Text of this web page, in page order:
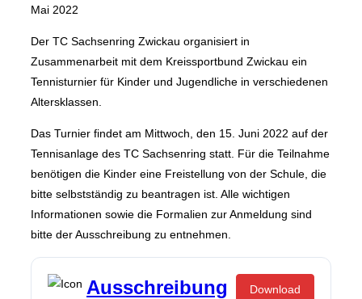
Mai 2022
Der TC Sachsenring Zwickau organisiert in
Zusammenarbeit mit dem Kreissportbund Zwickau ein
Tennisturnier für Kinder und Jugendliche in verschiedenen
Altersklassen.
Das Turnier findet am Mittwoch, den 15. Juni 2022 auf der
Tennisanlage des TC Sachsenring statt. Für die Teilnahme
benötigen die Kinder eine Freistellung von der Schule, die
bitte selbstständig zu beantragen ist. Alle wichtigen
Informationen sowie die Formalien zur Anmeldung sind
bitte der Ausschreibung zu entnehmen.
Ausschreibung
Download